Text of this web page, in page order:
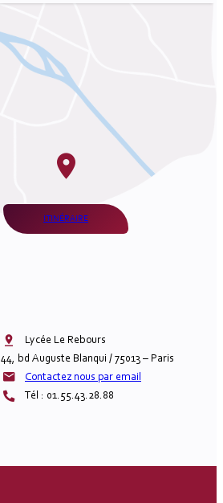
Lycée Le Rebours
44, bd Auguste Blanqui / 75013 – Paris
Contactez nous par email
Tél : 01.55.43.28.88
ITINÉRAIRE